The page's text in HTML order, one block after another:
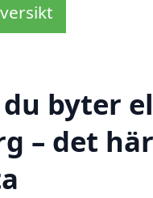
byter
– det